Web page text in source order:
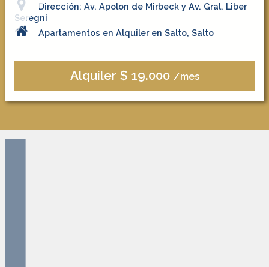
Dirección: Av. Apolon de Mirbeck y Av. Gral. Liber
Seregni
Apartamentos en Alquiler en Salto, Salto
Alquiler $ 19.000 /mes